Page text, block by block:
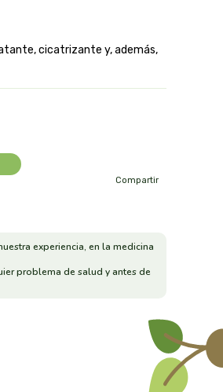
cicatrizante y, además,
Compartir
experiencia, en la medicina
problema de salud y antes de